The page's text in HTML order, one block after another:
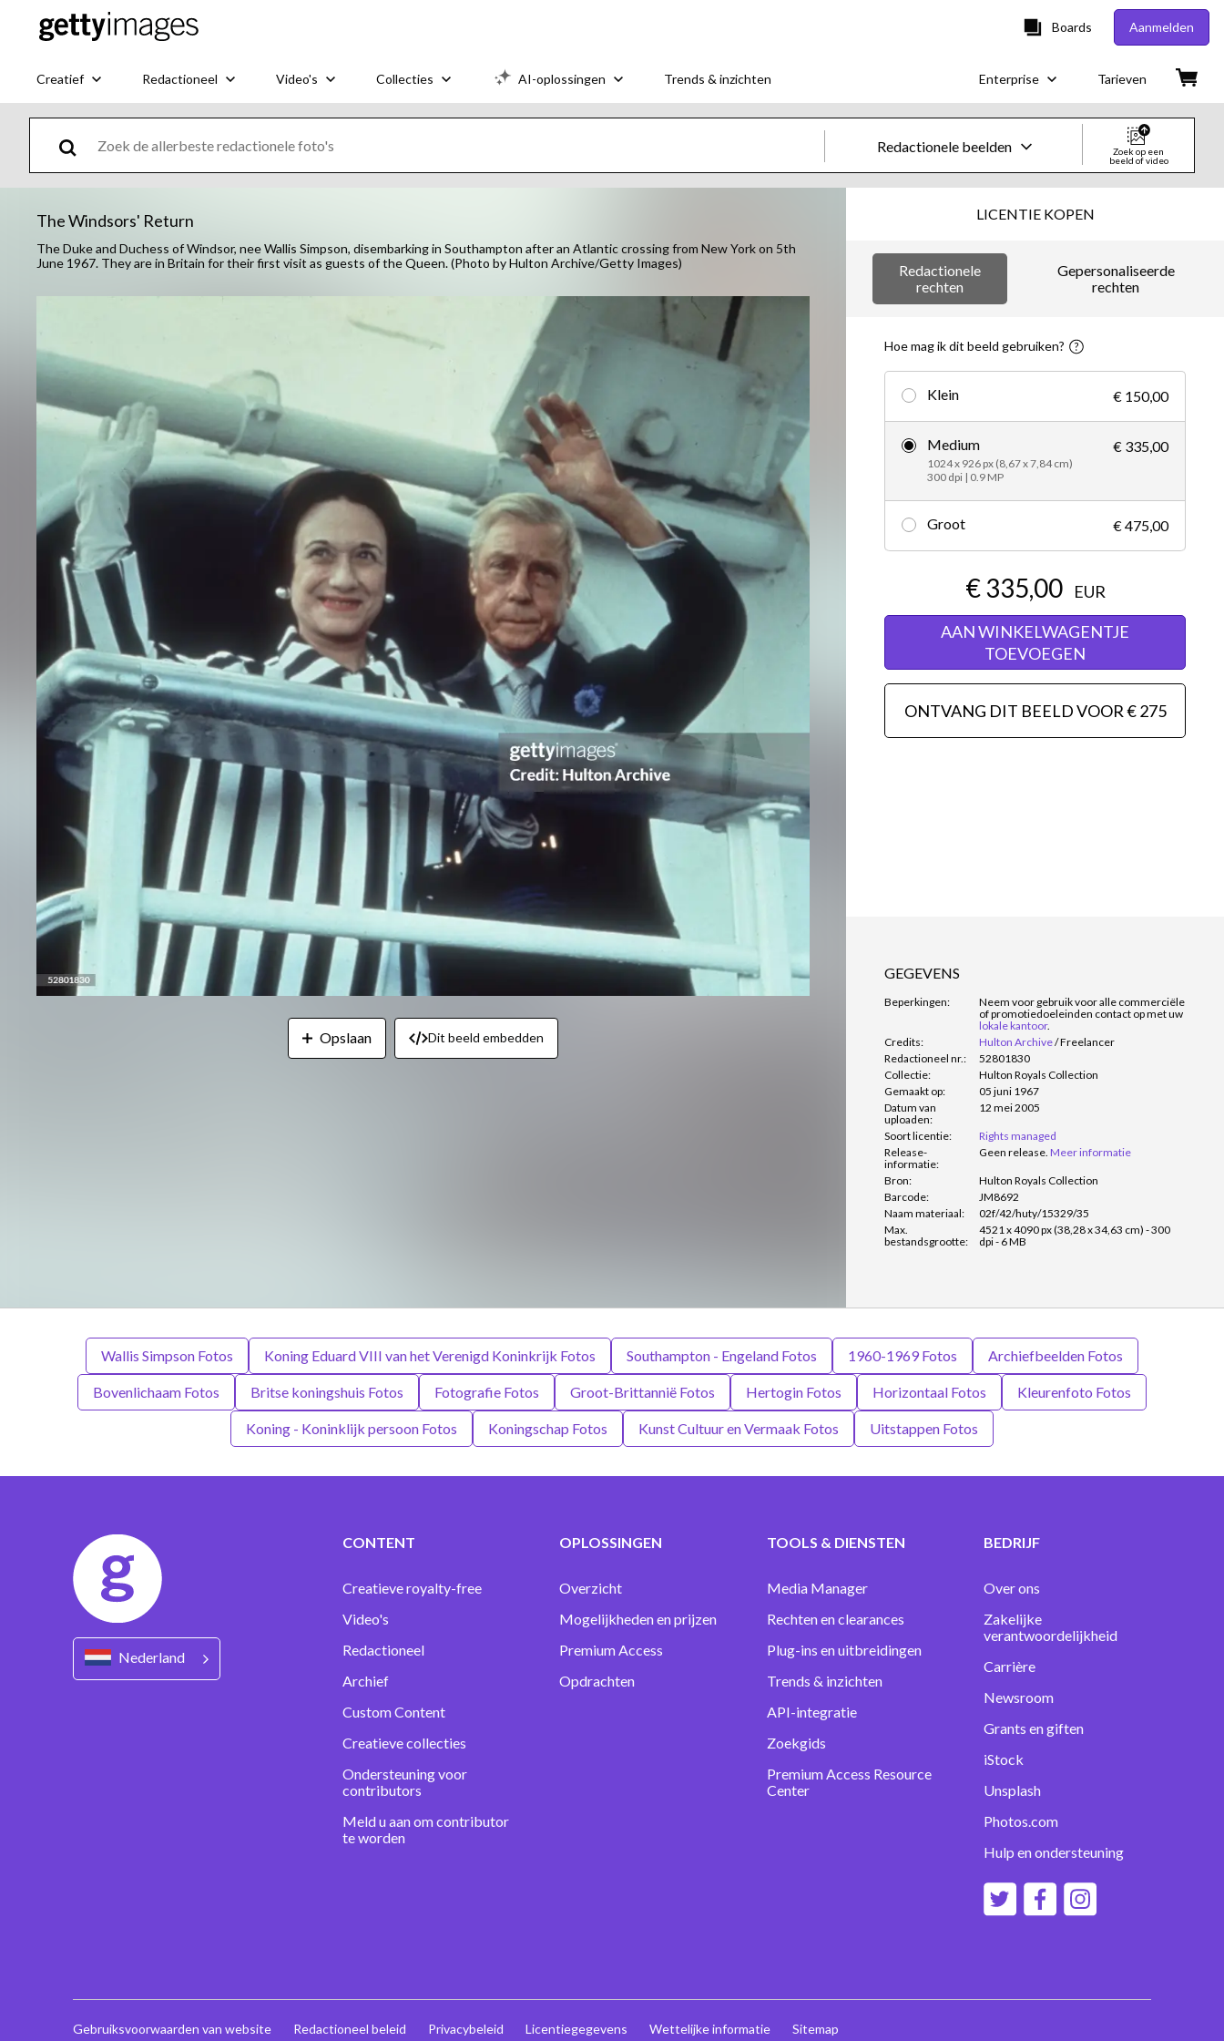
Boards Aanmelden
Creatief Redactioneel Video's Collecties AI-oplossingen Trends & inzichten Enterprise Tarieven
Redactionele beelden
Beelden
Creatief
Video's
Creatief
Zoek op een
beeld of video
The Windsors' Return
The Duke and Duchess of Windsor, nee Wallis Simpson, disembarking in Southampton after an Atlantic crossing from New York on 5th
June 1967. They are in Britain for their first visit as guests of the Queen. (Photo by Hulton Archive/Getty Images)
Opslaan Dit beeld embedden
LICENTIE KOPEN
Redactionele
rechten
Gepersonaliseerde
rechten
Hoe mag ik dit beeld gebruiken?
Klein € 150,00
Medium
1024 x 926 px (8,67 x 7,84 cm)
300 dpi | 0.9 MP
€ 335,00
Groot € 475,00
€ 335,00
EUR
AAN WINKELWAGENTJE
TOEVOEGEN
ONTVANG DIT BEELD VOOR € 275
GEGEVENS
Beperkingen:
Neem voor gebruik voor alle commerciële
of promotiedoeleinden contact op met uw
lokale kantoor.
Credits:
Hulton Archive/Freelancer
Redactioneel nr.:
52801830
Collectie:
Hulton Royals Collection
Gemaakt op:
05 juni 1967
Datum van
uploaden:
12 mei 2005
Soort licentie:
Rights managed
Release-
informatie:
Geen release. Meer informatie
Bron:
Hulton Royals Collection
Barcode:
JM8692
Naam materiaal:
02f/42/huty/15329/35
Max.
bestandsgrootte:
4521 x 4090 px (38,28 x 34,63 cm) - 300
dpi - 6 MB
Wallis Simpson Fotos Koning Eduard VIII van het Verenigd Koninkrijk Fotos Southampton - Engeland Fotos 1960-1969 Fotos Archiefbeelden Fotos
Bovenlichaam Fotos Britse koningshuis Fotos Fotografie Fotos Groot-Brittannië Fotos Hertogin Fotos Horizontaal Fotos Kleurenfoto Fotos
Koning - Koninklijk persoon Fotos Koningschap Fotos Kunst Cultuur en Vermaak Fotos Uitstappen Fotos
Nederland
CONTENT
Creatieve royalty-free
Video's
Redactioneel
Archief
Custom Content
Creatieve collecties
Ondersteuning voor
contributors
Meld u aan om contributor
te worden
OPLOSSINGEN
Overzicht
Mogelijkheden en prijzen
Premium Access
Opdrachten
TOOLS & DIENSTEN
Media Manager
Rechten en clearances
Plug-ins en uitbreidingen
Trends & inzichten
API-integratie
Zoekgids
Premium Access Resource
Center
BEDRIJF
Over ons
Zakelijke
verantwoordelijkheid
Carrière
Newsroom
Grants en giften
iStock
Unsplash
Photos.com
Hulp en ondersteuning
Gebruiksvoorwaarden van website Redactioneel beleid Privacybeleid Licentiegegevens Wettelijke informatie Sitemap